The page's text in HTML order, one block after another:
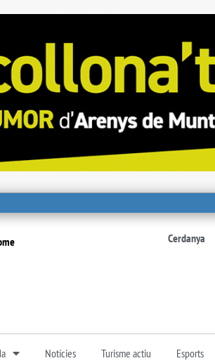
Cerdanya
Notícies Turisme actiu Esports